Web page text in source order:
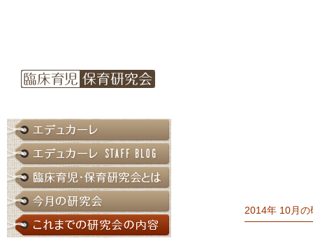
2014年 10月の